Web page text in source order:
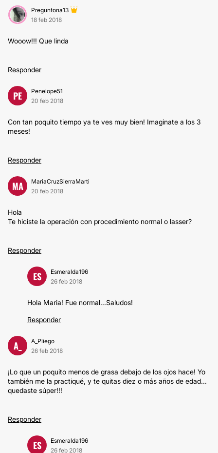
Preguntona13
18 feb 2018
Wooow!!! Que linda
Responder
PE
Penelope51
20 feb 2018
Con tan poquito tiempo ya te ves muy bien! Imaginate a los 3
meses!
Responder
MA
MariaCruzSierraMarti
20 feb 2018
Hola
Te hiciste la operación con procedimiento normal o lasser?
Responder
ES
Esmeralda196
26 feb 2018
Hola Maria! Fue normal...Saludos!
Responder
A_
A_Pliego
26 feb 2018
¡Lo que un poquito menos de grasa debajo de los ojos hace! Yo
también me la practiqué, y te quitas diez o más años de edad...
quedaste súper!!!
Responder
ES
Esmeralda196
26 feb 2018